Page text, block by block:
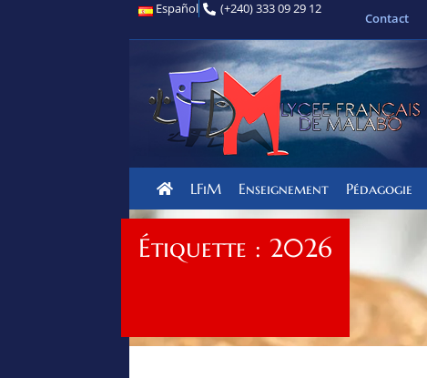
Español (+240) 333 09 29 12
Contact
LFiM Enseignement Pédagogie
Étiquette : 2026